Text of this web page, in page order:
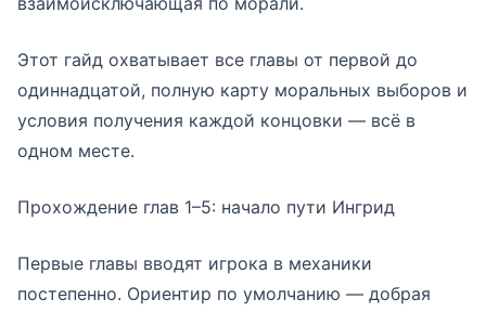
Этот гайд охватывает все главы от первой до
одиннадцатой, полную карту моральных выборов и
условия получения каждой концовки — всё в
одном месте.
Прохождение глав 1–5: начало пути Ингрид
Первые главы вводят игрока в механики
постепенно. Ориентир по умолчанию — добрая